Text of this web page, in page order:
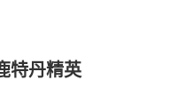
特丹精英